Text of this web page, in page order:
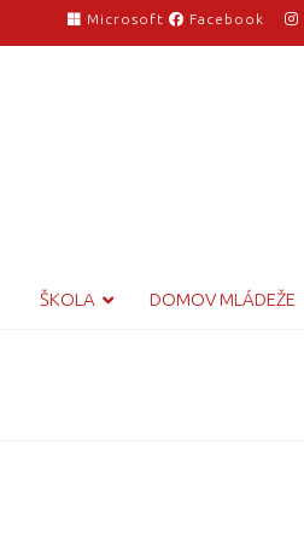
Microsoft Facebook
ŠKOLA DOMOV MLÁDEŽE